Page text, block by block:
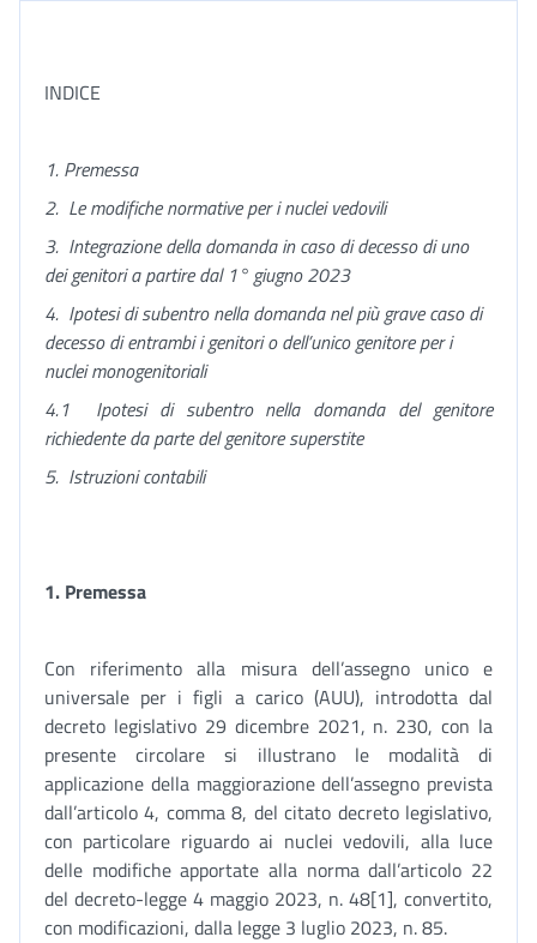
INDICE
1. Premessa
2. Le modifiche normative per i nuclei vedovili
3. Integrazione della domanda in caso di decesso di uno
dei genitori a partire dal 1° giugno 2023
4. Ipotesi di subentro nella domanda nel più grave caso di
decesso di entrambi i genitori o dell’unico genitore per i
nuclei monogenitoriali
4.1 Ipotesi di subentro nella domanda del genitore
richiedente da parte del genitore superstite
5. Istruzioni contabili
1. Premessa
Con riferimento alla misura dell’assegno unico e
universale per i figli a carico (AUU), introdotta dal
decreto legislativo 29 dicembre 2021, n. 230, con la
presente circolare si illustrano le modalità di
applicazione della maggiorazione dell’assegno prevista
dall’articolo 4, comma 8, del citato decreto legislativo,
con particolare riguardo ai nuclei vedovili, alla luce
delle modifiche apportate alla norma dall’articolo 22
del decreto-legge 4 maggio 2023, n. 48[1], convertito,
con modificazioni, dalla legge 3 luglio 2023, n. 85.